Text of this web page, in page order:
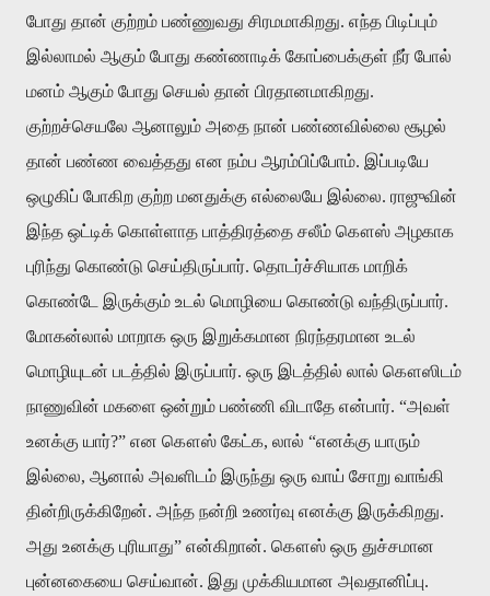
போது தான் குற்றம் பண்ணுவது சிரமமாகிறது. எந்த பிடிப்பும்
இல்லாமல் ஆகும் போது கண்ணாடிக் கோப்பைக்குள் நீர் போல்
மனம் ஆகும் போது செயல் தான் பிரதானமாகிறது.
குற்றச்செயலே ஆனாலும் அதை நான் பண்ணவில்லை சூழல்
தான் பண்ண வைத்தது என நம்ப ஆரம்பிப்போம். இப்படியே
ஒழுகிப் போகிற குற்ற மனதுக்கு எல்லையே இல்லை. ராஜுவின்
இந்த ஒட்டிக் கொள்ளாத பாத்திரத்தை சலீம் கௌஸ் அழகாக
புரிந்து கொண்டு செய்திருப்பார். தொடர்ச்சியாக மாறிக்
கொண்டே இருக்கும் உடல் மொழியை கொண்டு வந்திருப்பார்.
மோகன்லால் மாறாக ஒரு இறுக்கமான நிரந்தரமான உடல்
மொழியுடன் படத்தில் இருப்பார். ஒரு இடத்தில் லால் கௌஸிடம்
நாணுவின் மகளை ஒன்றும் பண்ணி விடாதே என்பார். “அவள்
உனக்கு யார்?” என கௌஸ் கேட்க, லால் “எனக்கு யாரும்
இல்லை, ஆனால் அவளிடம் இருந்து ஒரு வாய் சோறு வாங்கி
தின்றிருக்கிறேன். அந்த நன்றி உணர்வு எனக்கு இருக்கிறது.
அது உனக்கு புரியாது” என்கிறான். கௌஸ் ஒரு துச்சமான
புன்னகையை செய்வான். இது முக்கியமான அவதானிப்பு.